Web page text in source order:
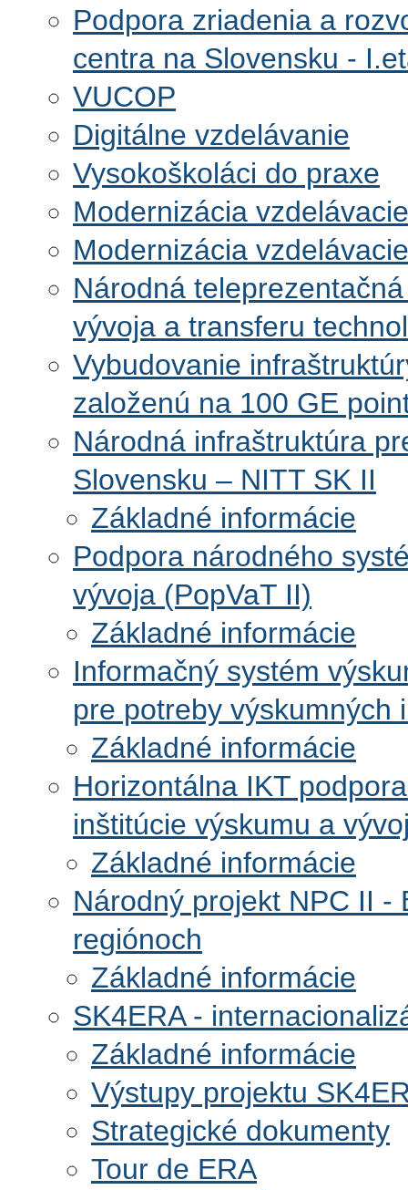
Podpora zriadenia a
centra na Slovensku -
VUCOP
Digitálne vzdelávanie
Vysokoškoláci do praxe
Modernizácia
Modernizácia
Národná
vývoja a transferu
Vybudovanie
založenú na 100 GE
Národná infraštruktúra
Slovensku – NITT SK II
Základné informácie
Podpora národného
vývoja (PopVaT II)
Základné informácie
Informačný systém
pre potreby výskumných
Základné informácie
Horizontálna IKT
inštitúcie výskumu a
Základné informácie
Národný projekt NPC II -
regiónoch
Základné informácie
SK4ERA -
Základné informácie
Výstupy projektu
Strategické dokumenty
Tour de ERA